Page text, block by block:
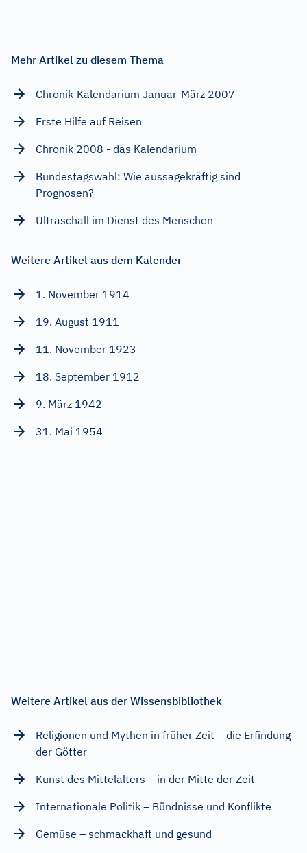
Mehr Artikel zu diesem Thema
Chronik-Kalendarium Januar-März 2007
Erste Hilfe auf Reisen
Chronik 2008 - das Kalendarium
Bundestagswahl: Wie aussagekräftig sind
Prognosen?
Ultraschall im Dienst des Menschen
Weitere Artikel aus dem Kalender
1. November 1914
19. August 1911
11. November 1923
18. September 1912
9. März 1942
31. Mai 1954
Weitere Artikel aus der Wissensbibliothek
Religionen und Mythen in früher Zeit – die Erfindung
der Götter
Kunst des Mittelalters – in der Mitte der Zeit
Internationale Politik – Bündnisse und Konflikte
Gemüse – schmackhaft und gesund